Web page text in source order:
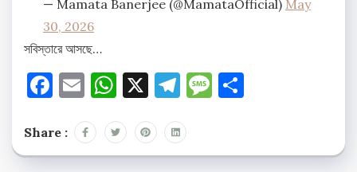
— Mamata Banerjee (@MamataOfficial) May
30, 2026
সবিস্তারে আসছে…
Facebook
EmailWhatsApp
X Telegram
Message
Share :